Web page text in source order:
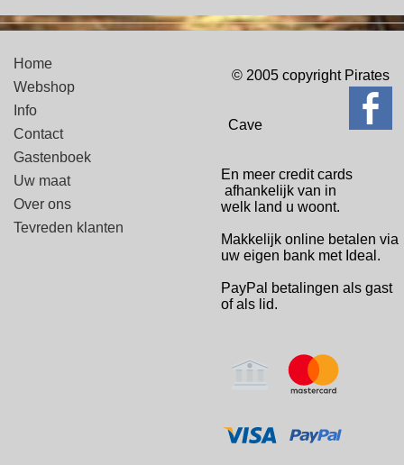
Home
Webshop
Info
Contact
Gastenboek
Uw maat
Over ons
Tevreden klanten
© 2005 copyright Pirates
Cave
En meer credit cards
afhankelijk van in
welk land u woont.
Makkelijk online betalen via
uw eigen bank met Ideal.
PayPal betalingen als gast
of als lid.